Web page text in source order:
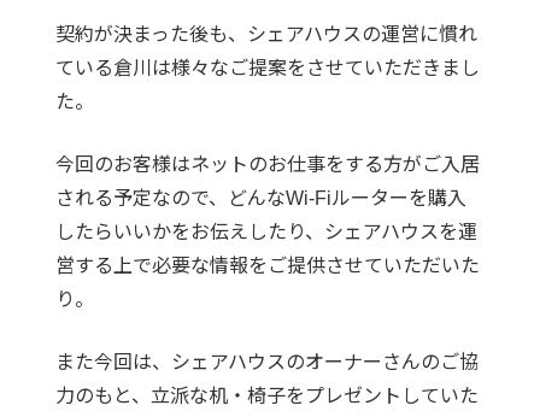
契約が決まった後も、シェアハウスの運営に慣れ
ている倉川は様々なご提案をさせていただきまし
た。
今回のお客様はネットのお仕事をする方がご入居
される予定なので、どんなWi-Fiルーターを購入
したらいいかをお伝えしたり、シェアハウスを運
営する上で必要な情報をご提供させていただいた
り。
また今回は、シェアハウスのオーナーさんのご協
力のもと、立派な机・椅子をプレゼントしていた